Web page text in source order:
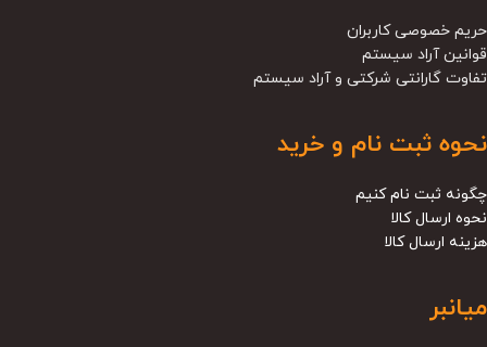
حریم خصوصی کاربران
قوانین آراد سیستم
تفاوت گارانتی شرکتی و آراد سیستم
نحوه ثبت نام و خرید
چگونه ثبت نام کنیم
نحوه ارسال کالا
هزینه ارسال کالا
میانبر